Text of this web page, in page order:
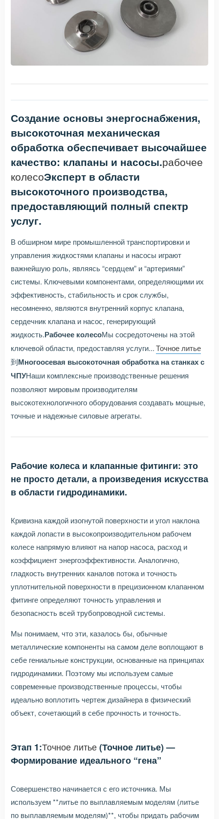
Создание основы энергоснабжения,
высокоточная механическая
обработка обеспечивает высочайшее
качество: клапаны и насосы.рабочее
колесоЭксперт в области
высокоточного производства,
предоставляющий полный спектр
услуг.
В обширном мире промышленной транспортировки и
управления жидкостями клапаны и насосы играют
важнейшую роль, являясь “сердцем” и “артериями”
системы. Ключевыми компонентами, определяющими их
эффективность, стабильность и срок службы,
несомненно, являются внутренний корпус клапана,
сердечник клапана и насос, генерирующий
жидкость.Рабочее колесоМы сосредоточены на этой
ключевой области, предоставляя услуги...Точное литье
到Многоосевая высокоточная обработка на станках с
ЧПУНаши комплексные производственные решения
позволяют мировым производителям
высокотехнологичного оборудования создавать мощные,
точные и надежные силовые агрегаты.
Рабочие колеса и клапанные фитинги: это
не просто детали, а произведения искусства
в области гидродинамики.
Кривизна каждой изогнутой поверхности и угол наклона
каждой лопасти в высокопроизводительном рабочем
колесе напрямую влияют на напор насоса, расход и
коэффициент энергоэффективности. Аналогично,
гладкость внутренних каналов потока и точность
уплотнительной поверхности в прецизионном клапанном
фитинге определяют точность управления и
безопасность всей трубопроводной системы.
Мы понимаем, что эти, казалось бы, обычные
металлические компоненты на самом деле воплощают в
себе гениальные конструкции, основанные на принципах
гидродинамики. Поэтому мы используем самые
современные производственные процессы, чтобы
идеально воплотить чертеж дизайнера в физический
объект, сочетающий в себе прочность и точность.
Этап 1:Точное литье(Точное литье) —
Формирование идеального “гена”
Совершенство начинается с его источника. Мы
используем **литье по выплавляемым моделям (литье
по выплавляемым моделям)**, чтобы придать рабочим